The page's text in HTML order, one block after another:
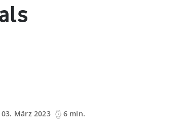
03. März 2023
6 min.